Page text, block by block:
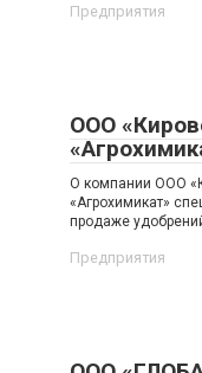
Предприятия
ООО
О компании ООО
«Агрохимикат»
продаже
Предприятия